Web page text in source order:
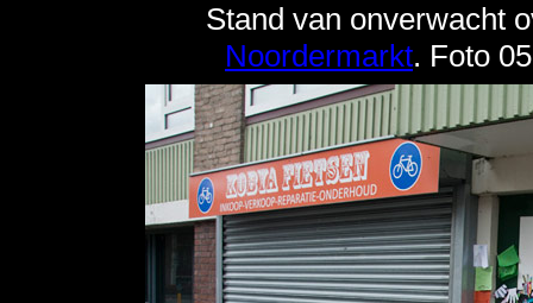
Stand van onverwacht
Noordermarkt. Foto